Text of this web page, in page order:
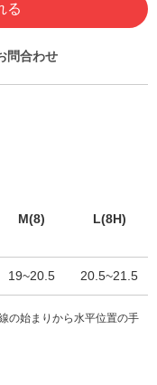
る
問合わせ
M(8) L(8H)
19~20.5 20.5~21.5
の始まりから水平位置の手